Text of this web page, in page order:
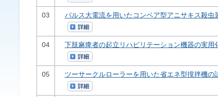
03 パルス大電流を用いたコンベア型アニサキス殺虫
04 下肢麻痺者の起立リハビリテーション機器の実用
05 ツーサークルローラーを用いた省エネ型撹拌機の